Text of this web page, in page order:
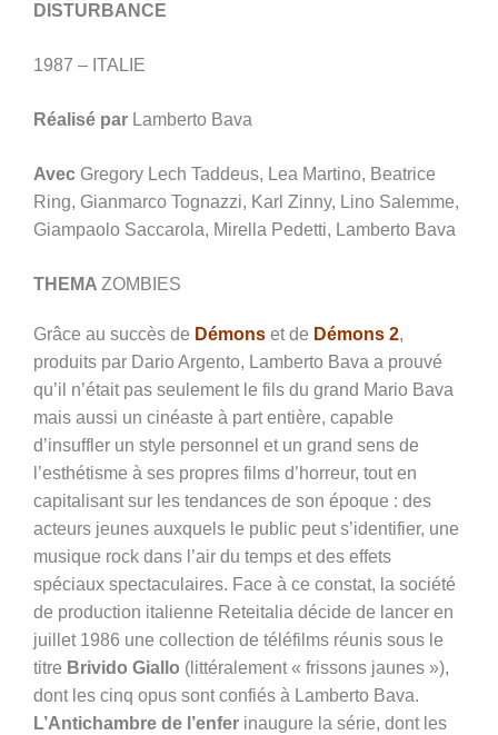
DISTURBANCE
1987 – ITALIE
Réalisé par Lamberto Bava
Avec Gregory Lech Taddeus, Lea Martino, Beatrice
Ring, Gianmarco Tognazzi, Karl Zinny, Lino Salemme,
Giampaolo Saccarola, Mirella Pedetti, Lamberto Bava
THEMA ZOMBIES
Grâce au succès de Démons et de Démons 2,
produits par Dario Argento, Lamberto Bava a prouvé
qu’il n’était pas seulement le fils du grand Mario Bava
mais aussi un cinéaste à part entière, capable
d’insuffler un style personnel et un grand sens de
l’esthétisme à ses propres films d’horreur, tout en
capitalisant sur les tendances de son époque : des
acteurs jeunes auxquels le public peut s’identifier, une
musique rock dans l’air du temps et des effets
spéciaux spectaculaires. Face à ce constat, la société
de production italienne Reteitalia décide de lancer en
juillet 1986 une collection de téléfilms réunis sous le
titre Brivido Giallo (littéralement « frissons jaunes »),
dont les cinq opus sont confiés à Lamberto Bava.
L’Antichambre de l’enfer inaugure la série, dont les